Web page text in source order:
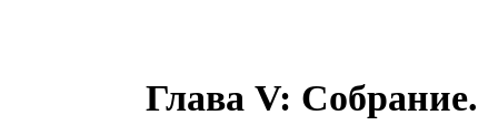
Глава V: Собрание.